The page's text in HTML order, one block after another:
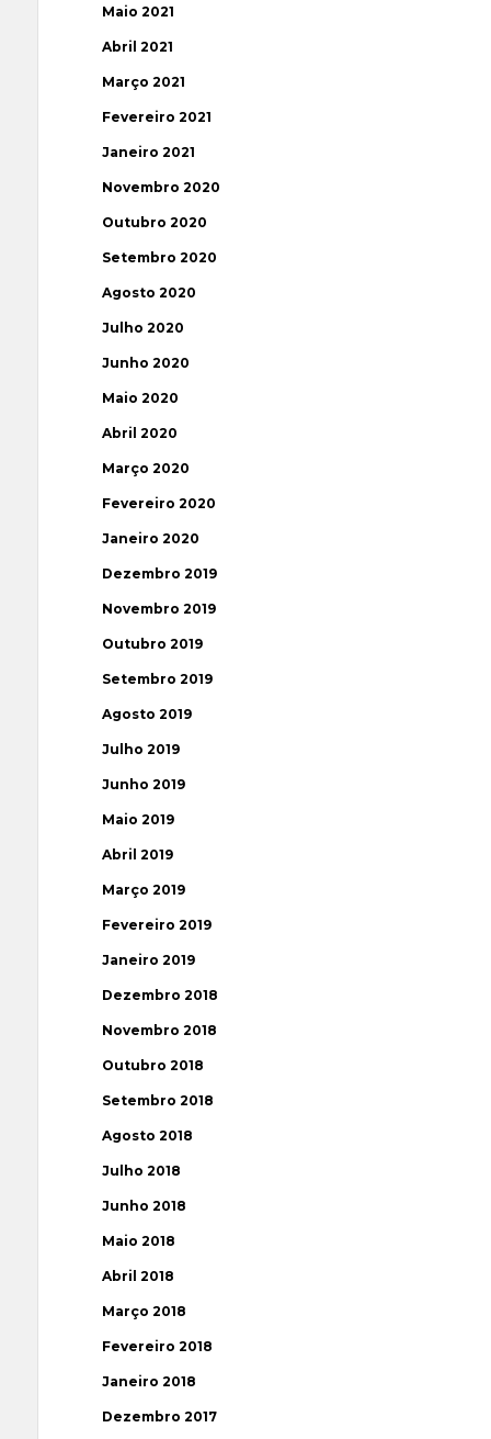
Maio 2021
Abril 2021
Março 2021
Fevereiro 2021
Janeiro 2021
Novembro 2020
Outubro 2020
Setembro 2020
Agosto 2020
Julho 2020
Junho 2020
Maio 2020
Abril 2020
Março 2020
Fevereiro 2020
Janeiro 2020
Dezembro 2019
Novembro 2019
Outubro 2019
Setembro 2019
Agosto 2019
Julho 2019
Junho 2019
Maio 2019
Abril 2019
Março 2019
Fevereiro 2019
Janeiro 2019
Dezembro 2018
Novembro 2018
Outubro 2018
Setembro 2018
Agosto 2018
Julho 2018
Junho 2018
Maio 2018
Abril 2018
Março 2018
Fevereiro 2018
Janeiro 2018
Dezembro 2017